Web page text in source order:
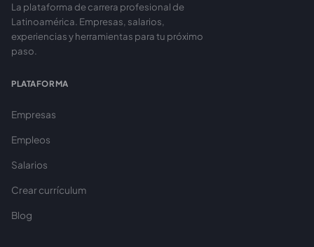
La plataforma de carrera profesional de
Latinoamérica. Empresas, salarios,
experiencias y herramientas para tu próximo
paso.
PLATAFORMA
Empresas
Empleos
Salarios
Crear currículum
Blog